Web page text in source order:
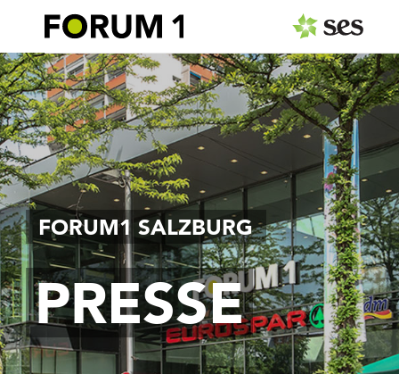
FORUM1 SALZBURG
PRESSE
PRESSEAUSSENDUNGEN
MEDIAGALERIE
Fotos
Personen
Center
Gastronomie
Logos
Pressemappe